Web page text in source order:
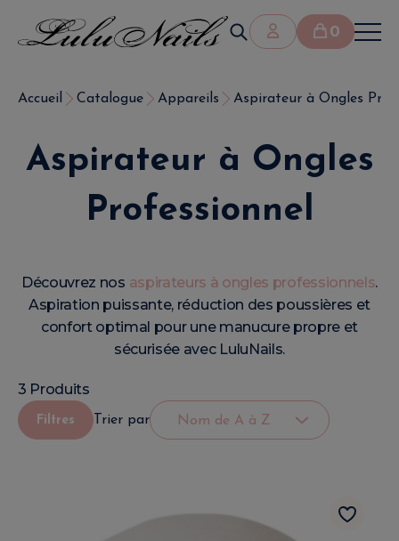
0
Accueil Catalogue Appareils Aspirateur à Ongles
Aspirateur à Ongles
Professionnel
Découvrez nos aspirateurs à ongles professionnels.
Aspiration puissante, réduction des poussières et
confort optimal pour une manucure propre et
sécurisée avec LuluNails.
3 Produits
Filtres Trier par